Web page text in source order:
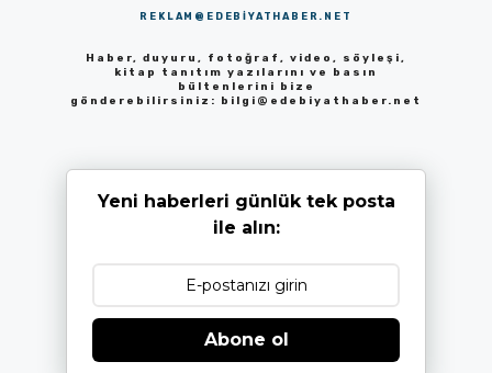
REKLAM@EDEBIYATHABER.NET
Haber, duyuru, fotoğraf, video, söyleşi,
kitap tanıtım yazılarını ve basın
bültenlerini bize
gönderebilirsiniz: bilgi@edebiyathaber.net
Yeni haberleri günlük tek posta
ile alın:
Abone ol